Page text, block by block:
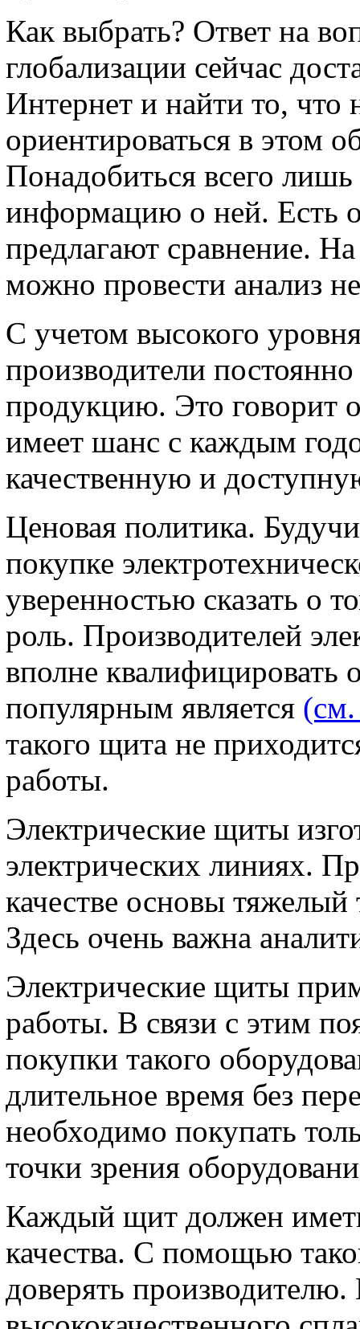
Как выбрать? Ответ на
глобализации сейчас
Интернет и найти то, что
ориентироваться в этом
Понадобиться всего
информацию о ней. Есть
предлагают сравнение.
можно провести анализ
С учетом высокого
производители
продукцию. Это говорит
имеет шанс с каждым
качественную и
Ценовая политика.
покупке
уверенностью сказать о
роль. Производителей
вполне
популярным является (см.
такого щита не
работы.
Электрические щиты
электрических линиях.
качестве основы
Здесь очень важна
Электрические щиты
работы. В связи с этим
покупки такого
длительное время без
необходимо покупать
точки зрения
Каждый щит должен
качества. С помощью
доверять производителю.